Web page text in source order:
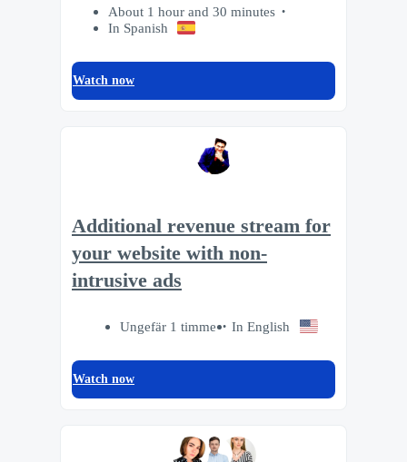
About 1 hour and 30 minutes
In Spanish
Watch now
Additional revenue stream for
your website with non-
intrusive ads
Ungefär 1 timme In English
Watch now